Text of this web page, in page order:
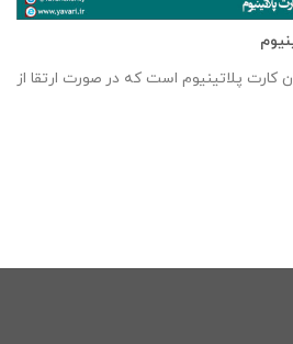
کارت پلاتینیوم است که در صورت ارتقا از